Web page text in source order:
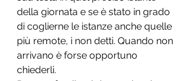
della giornata e se è stato in grado
di coglierne le istanze anche quelle
più remote, i non detti. Quando non
arrivano è forse opportuno
chiederli.